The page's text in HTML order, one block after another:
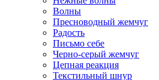
Волны
Пресноводный жемчуг
Радость
Письмо себе
Черно-серый жемчуг
Цепная реакция
Текстильный шнур